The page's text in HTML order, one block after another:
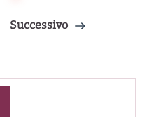
Successivo